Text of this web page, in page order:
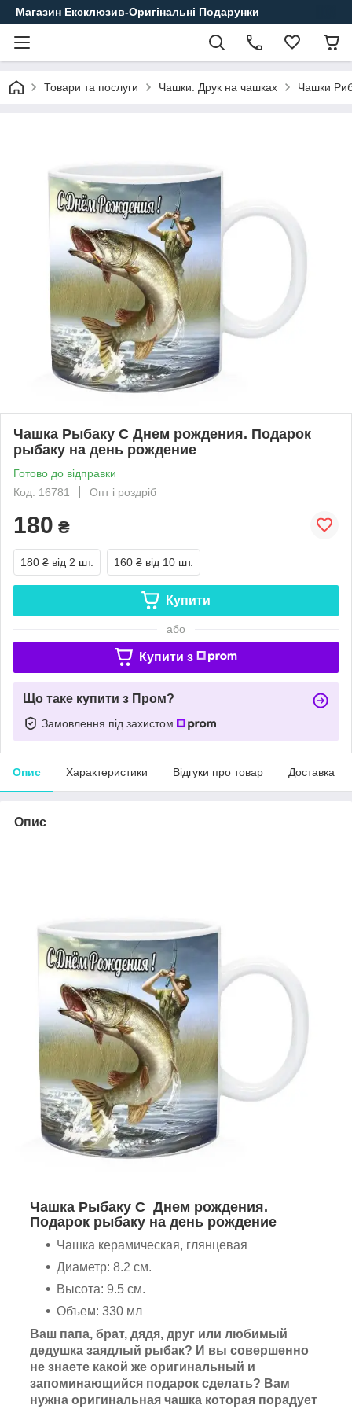
Магазин Ексклюзив-Оригінальні Подарунки
Товари та послуги Чашки. Друк на чашках Чашки
Чашка Рыбаку С Днем рождения. Подарок
рыбаку на день рождение
Готово до відправки
Код: 16781
Опт і роздріб
180 ₴
180 ₴ від 2 шт. 160 ₴ від 10 шт.
Купити
або
Купити з
Що таке купити з Пром?
Замовлення під захистом
Опис Характеристики Відгуки про товар Доставка
Опис
Чашка Рыбаку С Днем рождения.
Подарок рыбаку на день рождение
Чашка керамическая, глянцевая
Диаметр: 8.2 см.
Высота: 9.5 см.
Объем: 330 мл
Ваш папа, брат, дядя, друг или любимый
дедушка заядлый рыбак? И вы совершенно
не знаете какой же оригинальный и
запоминающийся подарок сделать? Вам
нужна оригинальная чашка которая порадует